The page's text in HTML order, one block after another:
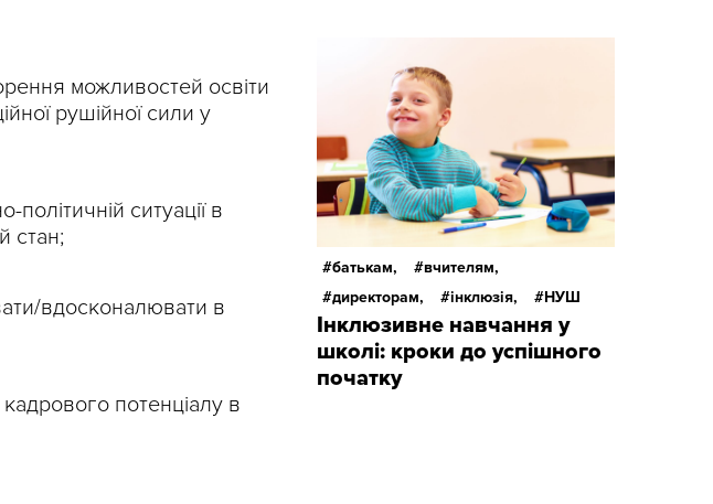
можливостей освіти
рушійної сили у
ситуації в
стан;
вдосконалювати в
потенціалу в
батькам,
вчителям,
директорам,
інклюзія, НУШ
Інклюзивне навчання у
школі: кроки до успішного
початку